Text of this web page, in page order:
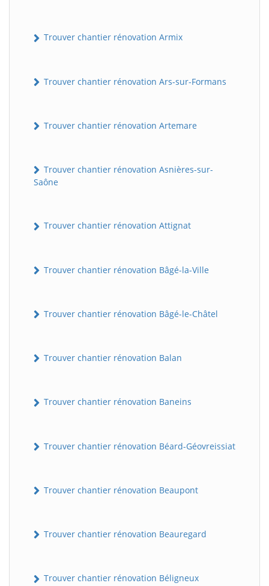
Trouver chantier rénovation Armix
Trouver chantier rénovation Ars-sur-Formans
Trouver chantier rénovation Artemare
Trouver chantier rénovation Asnières-sur-
Saône
Trouver chantier rénovation Attignat
Trouver chantier rénovation Bâgé-la-Ville
Trouver chantier rénovation Bâgé-le-Châtel
Trouver chantier rénovation Balan
Trouver chantier rénovation Baneins
Trouver chantier rénovation Béard-Géovreissiat
Trouver chantier rénovation Beaupont
Trouver chantier rénovation Beauregard
Trouver chantier rénovation Béligneux